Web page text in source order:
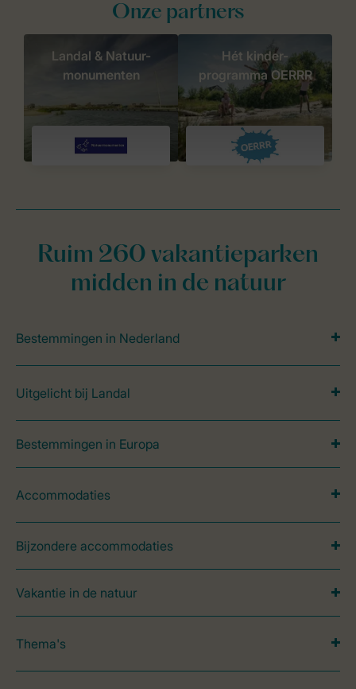
Onze partners
Landal & Natuur-
monumenten
Hét kinder-
programma OERRR
Ruim 260 vakantieparken
midden in de natuur
Bestemmingen in Nederland
Uitgelicht bij Landal
Bestemmingen in Europa
Accommodaties
Bijzondere accommodaties
Vakantie in de natuur
Thema's